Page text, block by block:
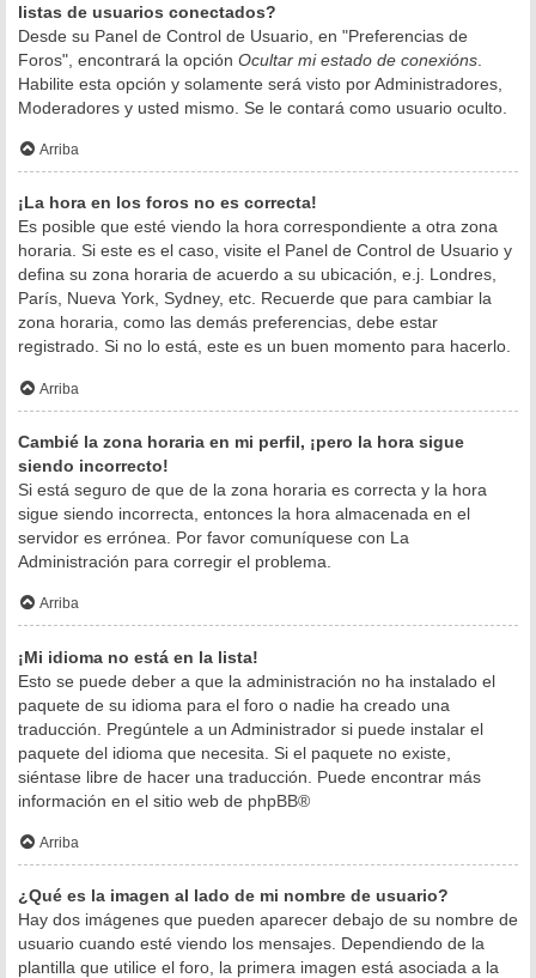
listas de usuarios conectados?
Desde su Panel de Control de Usuario, en "Preferencias de
Foros", encontrará la opción Ocultar mi estado de conexións
Habilite esta opción y solamente será visto por Administradores,
Moderadores y usted mismo. Se le contará como usuario oculto.
Arriba
¡La hora en los foros no es correcta!
Es posible que esté viendo la hora correspondiente a otra zona
horaria. Si este es el caso, visite el Panel de Control de Usuario y
defina su zona horaria de acuerdo a su ubicación, e.j. Londres,
París, Nueva York, Sydney, etc. Recuerde que para cambiar la
zona horaria, como las demás preferencias, debe estar
registrado. Si no lo está, este es un buen momento para hacerlo.
Arriba
Cambié la zona horaria en mi perfil, ¡pero la hora sigue
siendo incorrecto!
Si está seguro de que de la zona horaria es correcta y la hora
sigue siendo incorrecta, entonces la hora almacenada en el
servidor es errónea. Por favor comuníquese con La
Administración para corregir el problema.
Arriba
¡Mi idioma no está en la lista!
Esto se puede deber a que la administración no ha instalado el
paquete de su idioma para el foro o nadie ha creado una
traducción. Pregúntele a un Administrador si puede instalar el
paquete del idioma que necesita. Si el paquete no existe,
siéntase libre de hacer una traducción. Puede encontrar más
información en el sitio web de phpBB®
Arriba
¿Qué es la imagen al lado de mi nombre de usuario?
Hay dos imágenes que pueden aparecer debajo de su nombre de
usuario cuando esté viendo los mensajes. Dependiendo de la
plantilla que utilice el foro, la primera imagen está asociada a la